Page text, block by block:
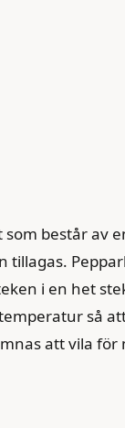
består av
tillagas.
i en het
så
att vila